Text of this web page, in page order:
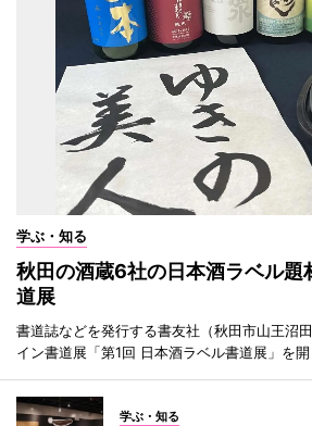
学ぶ・知る
秋田の酒蔵6社の日本酒ラベル題
道展
書道誌などを発行する書友社（秋田市山王沼
イン書道展「第1回 日本酒ラベル書道展」を開
学ぶ・知る